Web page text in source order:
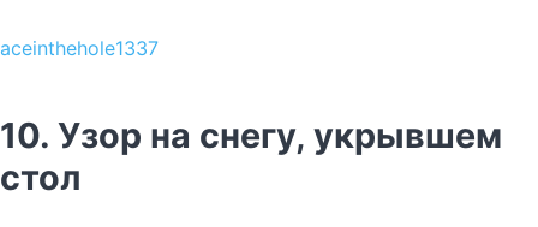
aceinthehole1337
10. Узор на снегу, укрывшем
стол